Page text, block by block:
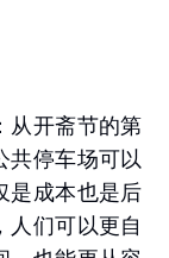
从开斋节的第
共停车场可以
是成本也是后
人们可以更自